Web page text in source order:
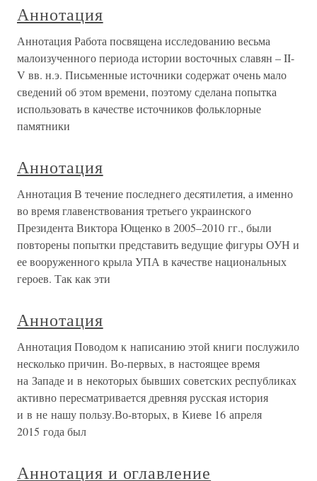
Аннотация
Аннотация Работа посвящена исследованию весьма
малоизученного периода истории восточных славян – II-
V вв. н.э. Письменные источники содержат очень мало
сведений об этом времени, поэтому сделана попытка
использовать в качестве источников фольклорные
памятники
Аннотация
Аннотация В течение последнего десятилетия, а именно
во время главенствования третьего украинского
Президента Виктора Ющенко в 2005–2010 гг., были
повторены попытки представить ведущие фигуры ОУН и
ее вооруженного крыла УПА в качестве национальных
героев. Так как эти
Аннотация
Аннотация Поводом к написанию этой книги послужило
несколько причин. Во-первых, в настоящее время
на Западе и в некоторых бывших советских республиках
активно пересматривается древняя русская история
и в не нашу пользу.Во-вторых, в Киеве 16 апреля
2015 года был
Аннотация и оглавление